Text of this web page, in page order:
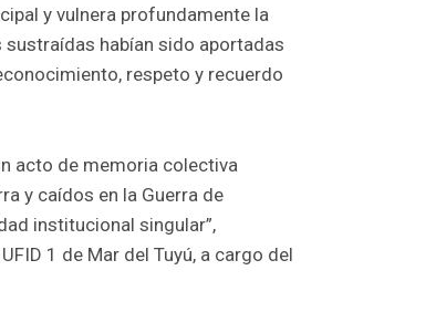
y vulnera profundamente la
habían sido aportadas
respeto y recuerdo
acto de memoria colectiva
y caídos en la Guerra de
institucional singular”,
1 de Mar del Tuyú, a cargo del